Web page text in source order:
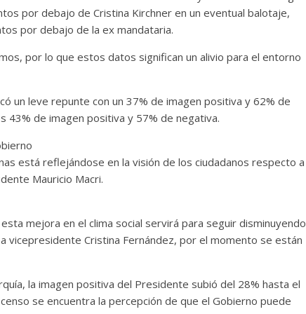
por debajo de Cristina Kirchner en un eventual balotaje,
por debajo de la ex mandataria.
por lo que estos datos significan un alivio para el entorno
un leve repunte con un 37% de imagen positiva y 62% de
43% de imagen positiva y 57% de negativa.
está reflejándose en la visión de los ciudadanos respecto a
Mauricio Macri.
mejora en el clima social servirá para seguir disminuyendo
vicepresidente Cristina Fernández, por el momento se están
la imagen positiva del Presidente subió del 28% hasta el
se encuentra la percepción de que el Gobierno puede